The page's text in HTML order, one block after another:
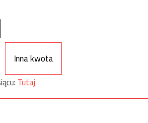
Inna kwota
Tutaj